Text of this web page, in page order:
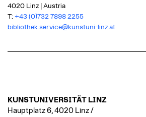
4020 Linz | Austria
T: +43 (0)732 7898 2255
bibliothek.service@kunstuni-linz.at
KUNSTUNIVERSITÄT LINZ
Hauptplatz 6, 4020 Linz /